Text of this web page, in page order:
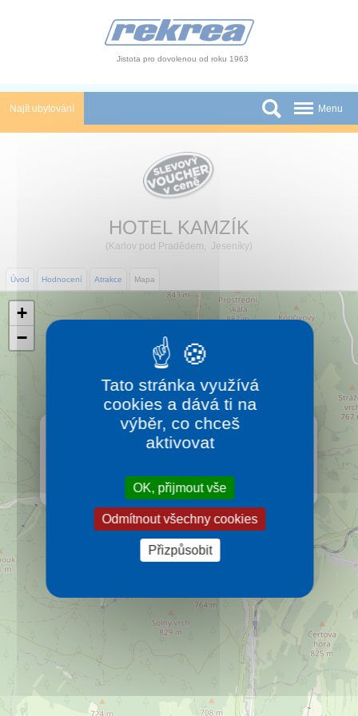
Jistota pro dovolenou od roku 1963
Najít ubytování
Novinky
Atrakce
O nás
Kontakt
Menu
HOTEL KAMZÍK
( Karlov pod Pradědem, Jeseníky)
Úvod Hodnocení Atrakce Mapa
HOTEL KAMZÍK
+
−
Tato stránka využívá
cookies a dává ti na
výběr, co chceš
aktivovat
OK, přijmout vše
Odmítnout všechny cookies
Přizpůsobit